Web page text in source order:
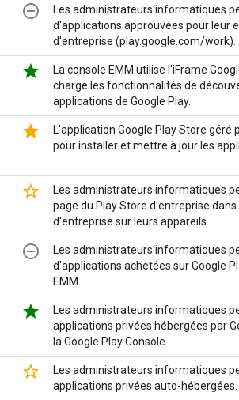
remove_circle_outline
Les administrateurs informatiques
d'applications approuvées pour leur
d'entreprise (play.google.com/work).
star
La console EMM utilise l'iFrame
charge les fonctionnalités de
applications de Google Play.
star
L'application Google Play Store
pour installer et mettre à jour les
star_border
Les administrateurs informatiques
page du Play Store d'entreprise
d'entreprise sur leurs appareils.
remove_circle_outline
Les administrateurs informatiques
d'applications achetées sur Google
EMM.
star
Les administrateurs informatiques
applications privées hébergées par
la Google Play Console.
star_border
Les administrateurs informatiques
applications privées auto-hébergées.